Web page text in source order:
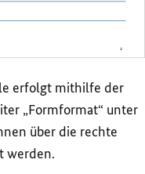
erfolgt mithilfe der
„Formformat“ unter
über die rechte
werden.